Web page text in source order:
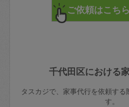
千代田区における
タスカジで、家事代行を依頼する
す。